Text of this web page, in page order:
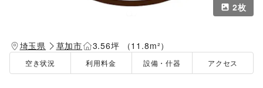
2枚
埼玉県 草加市 3.56坪 （11.8m²）
空き状況 利用料金 設備・什器 アクセス